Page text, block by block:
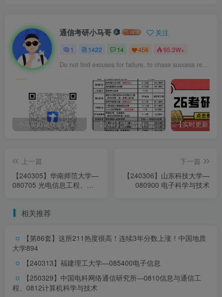
通信考研小马哥 关注
1 1422 14 456 95.3W+
Do not find excuses for failure, to chase success reasons.
小马哥勘误收集表！感谢您的支持！ 【必看】梦马课程使用方法！
上一篇
【240305】华南师范大学—
080705 光电信息工程、
下一篇
【240306】山东科技大学—
080900 电子科学与技术
相关推荐
【第86套】这所211热度很高！连续3年分数上涨！ 中国地质
大学894
【240313】福建理工大学—085400电子信息
【250329】中国电科网络通信研究所—0810信息与通信工
程、0812计算机科学与技术